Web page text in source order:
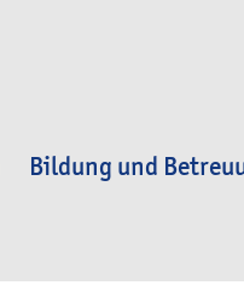
Bildung und